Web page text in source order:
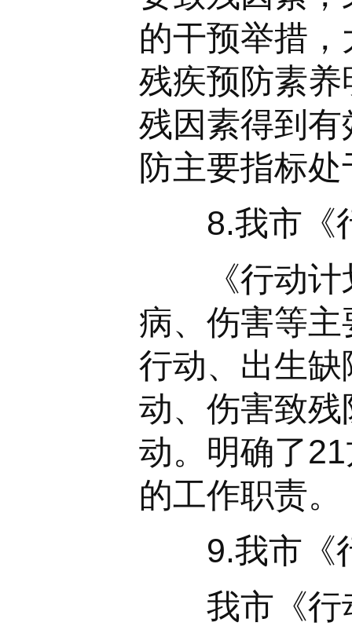
的干预举措
残疾预防素
残因素得到
防主要指标
8.我市《行
《行动计划
病、伤害等
行动、出生
动、伤害致
动。明确了
的工作职责。
9.我市《行
我市《行动